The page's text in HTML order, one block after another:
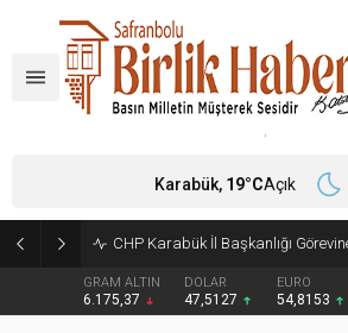
GRAM ALTIN
6.175,37
DOLAR
47,5127
EURO
54,8153
Karabük, 19°CAçık